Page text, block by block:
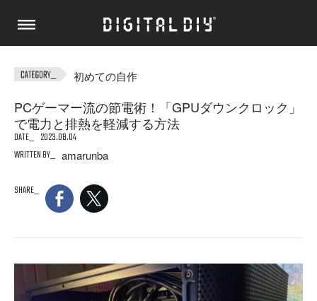
初めての自作
PCゲーマー流の節電術！「GPUダウンクロック」
で電力と排熱を軽減する方法
DATE
2023.08.04
WRITTEN BY
amarunba
SHARE